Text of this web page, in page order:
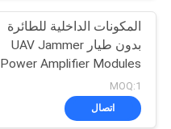
المكونات الداخلية للطائرة
بدون طيار UAV Jammer
Power Amplifier Modules
100W 100MHz ~ 5.8GHz
MOQ:1
اتصال